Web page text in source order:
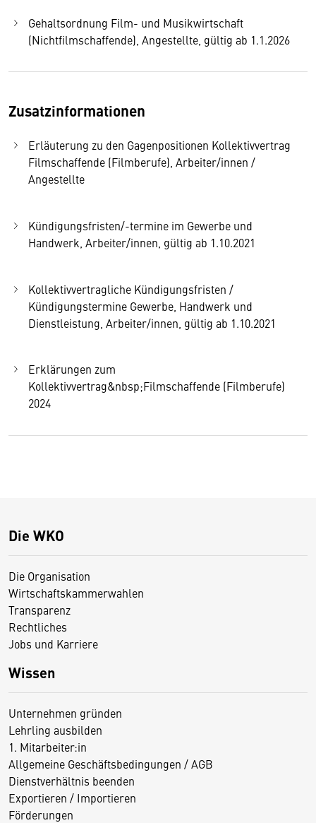
Gehaltsordnung Film- und Musikwirtschaft
(Nichtfilmschaffende), Angestellte, gültig ab 1.1.2026
Zusatzinformationen
Erläuterung zu den Gagenpositionen Kollektivvertrag
Filmschaffende (Filmberufe), Arbeiter/innen /
Angestellte
Kündigungsfristen/-termine im Gewerbe und
Handwerk, Arbeiter/innen, gültig ab 1.10.2021
Kollektivvertragliche Kündigungsfristen /
Kündigungstermine Gewerbe, Handwerk und
Dienstleistung, Arbeiter/innen, gültig ab 1.10.2021
Erklärungen zum
Kollektivvertrag&nbsp;Filmschaffende (Filmberufe)
2024
Die WKO
Die Organisation
Wirtschaftskammerwahlen
Transparenz
Rechtliches
Jobs und Karriere
Wissen
Unternehmen gründen
Lehrling ausbilden
1. Mitarbeiter:in
Allgemeine Geschäftsbedingungen / AGB
Dienstverhältnis beenden
Exportieren / Importieren
Förderungen